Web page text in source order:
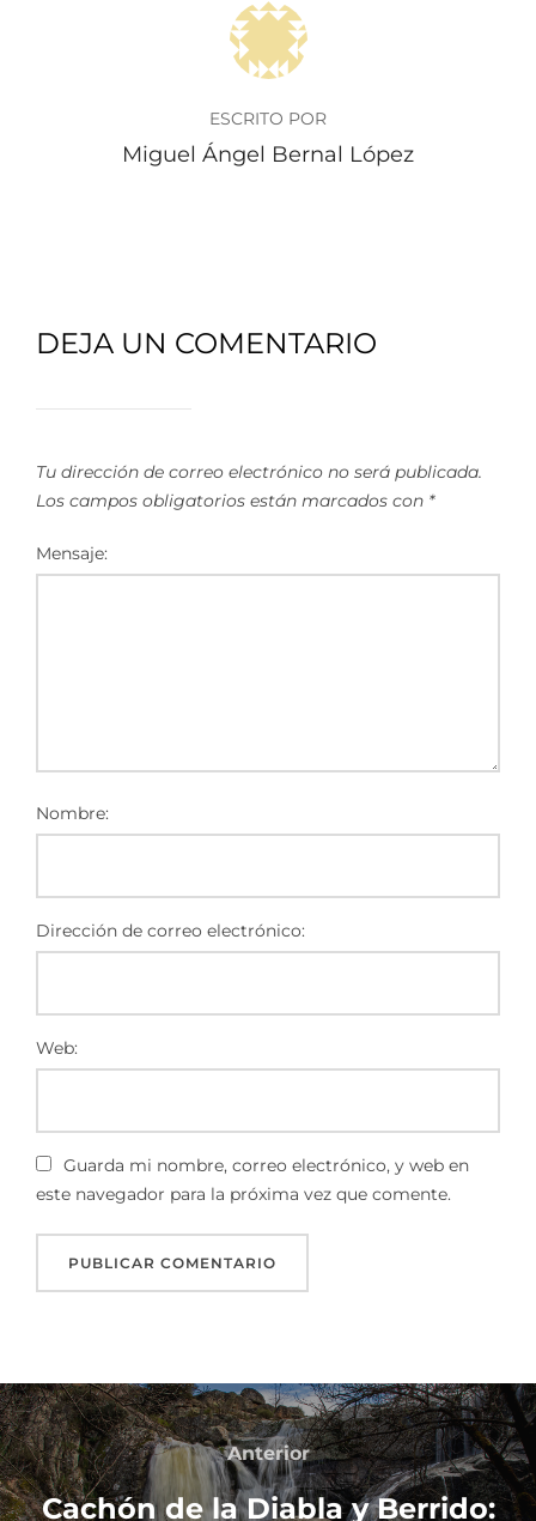
AUTOR DE LA PUBLICACIÓN
ESCRITO POR
Miguel Ángel Bernal López
DEJA UN COMENTARIO
Tu dirección de correo electrónico no será publicada.
Los campos obligatorios están marcados con *
Mensaje:
Nombre:
Dirección de correo electrónico:
Web:
Guarda mi nombre, correo electrónico, y web en
este navegador para la próxima vez que comente.
Anterior
Cachón de la Diabla y Berrido: